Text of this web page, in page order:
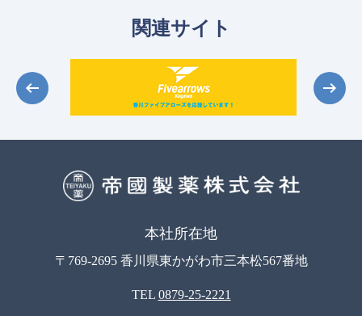
関連サイト
本社所在地
〒769-2695 香川県東かがわ市三本松567番地
TEL 0879-25-2221